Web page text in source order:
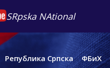
SRpska NAtional
Република Српска ФБиХ